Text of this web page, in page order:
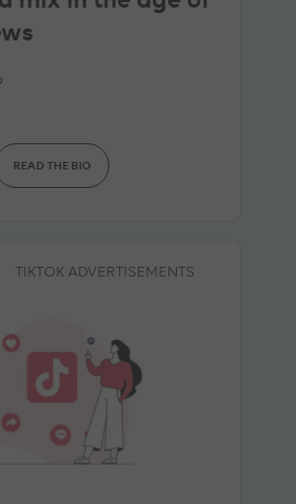
READ THE BIO
TIKTOK ADVERTISEMENTS